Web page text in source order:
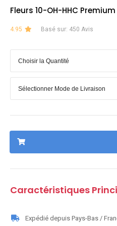
Fleurs 10-OH-HHC Premium
4.95 Basé sur: 450 Avis
Caractéristiques
Expédié depuis Pays-Bas /